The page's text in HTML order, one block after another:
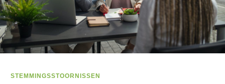
STEMMINGSSTOORNISSEN